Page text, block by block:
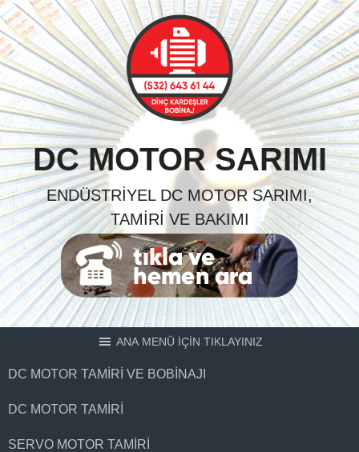
Skip
to
content
DC MOTOR SARIMI
ENDÜSTRIYEL DC MOTOR SARIMI,
TAMIRI VE BAKIMI
ANA MENÜ İÇİN TIKLAYINIZ
DC MOTOR TAMIRI VE BOBINAJI
DC MOTOR TAMIRI
SERVO MOTOR TAMIRI